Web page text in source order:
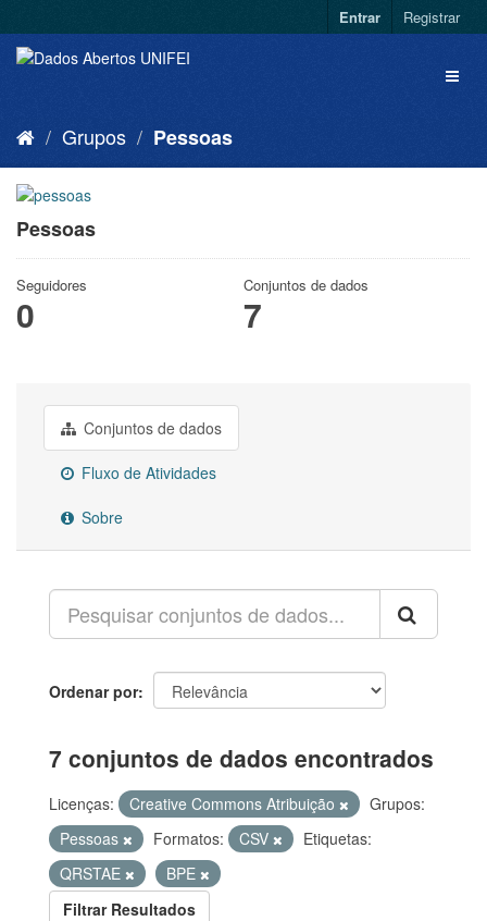
Entrar Registrar
Grupos Pessoas
Pessoas
Seguidores
0
Conjuntos de dados
7
Conjuntos de dados
Fluxo de Atividades
Sobre
Ordenar por
7 conjuntos de dados encontrados
Licenças: Creative Commons Atribuição
Grupos:
Pessoas
Formatos: CSV
Etiquetas:
QRSTAE
BPE
Filtrar Resultados